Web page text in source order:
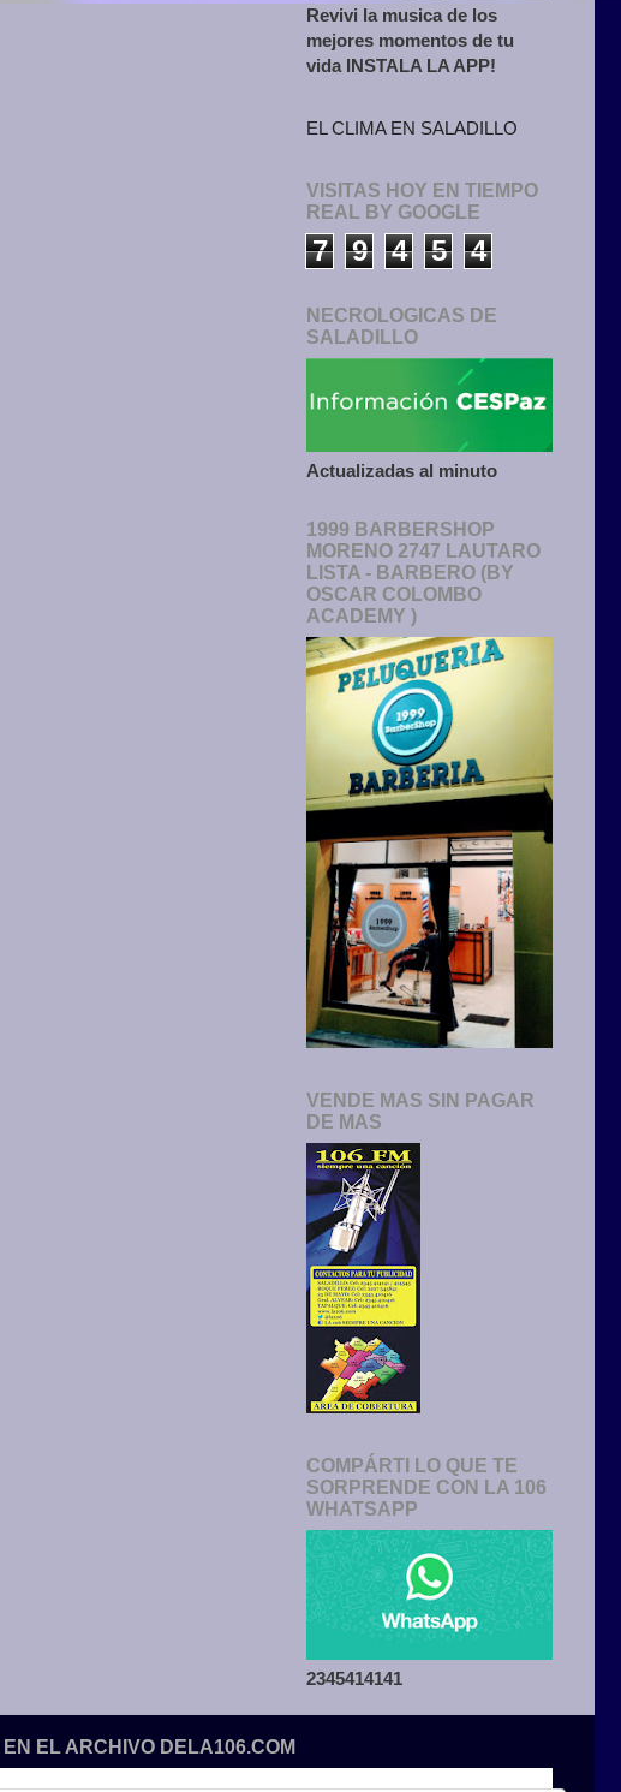
Revivi la musica de los
mejores momentos de tu
vida INSTALA LA APP!
EL CLIMA EN SALADILLO
VISITAS HOY EN TIEMPO
REAL BY GOOGLE
7 9 4 5 4
NECROLOGICAS DE
SALADILLO
Actualizadas al minuto
1999 BARBERSHOP
MORENO 2747 LAUTARO
LISTA - BARBERO (BY
OSCAR COLOMBO
ACADEMY )
VENDE MAS SIN PAGAR
DE MAS
COMPÁRTI LO QUE TE
SORPRENDE CON LA 106
WHATSAPP
2345414141
EL ARCHIVO DELA106.COM